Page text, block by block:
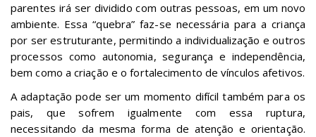
parentes irá ser dividido com outras pessoas, em um novo
ambiente. Essa “quebra” faz-se necessária para a criança
por ser estruturante, permitindo a individualização e outros
processos como autonomia, segurança e independência,
bem como a criação e o fortalecimento de vínculos afetivos.
A adaptação pode ser um momento difícil também para os
pais, que sofrem igualmente com essa ruptura,
necessitando da mesma forma de atenção e orientação.